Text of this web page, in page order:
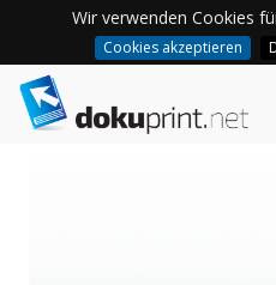
Wir verwenden Cookies
Cookies akzeptieren